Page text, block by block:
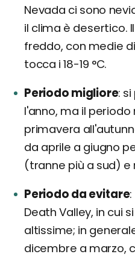
Nevada ci sono
il clima è desertico.
freddo, con medie
tocca i 18-19 °C.
Periodo migliore
l'anno, ma il
primavera
da aprile a giugno
(tranne più a sud)
Periodo da evitare
Death Valley, in cui
altissime; in
dicembre a marzo,